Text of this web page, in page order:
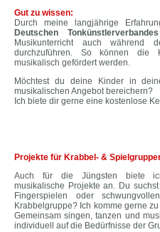
Gut zu wissen:
Durch meine langjährige
Deutschen
Musikunterricht auch während
durchzuführen. So können die
musikalisch gefördert werden.
Möchtest du deine Kinder in
musikalischen Angebot bereichern?
Ich biete dir gerne eine kostenlose
Projekte für Krabbel- &
Auch für die Jüngsten biete
musikalische Projekte an. Du
Fingerspielen oder
Krabbelgruppe? Ich komme gerne
Gemeinsam singen, tanzen und
individuell auf die Bedürfnisse der